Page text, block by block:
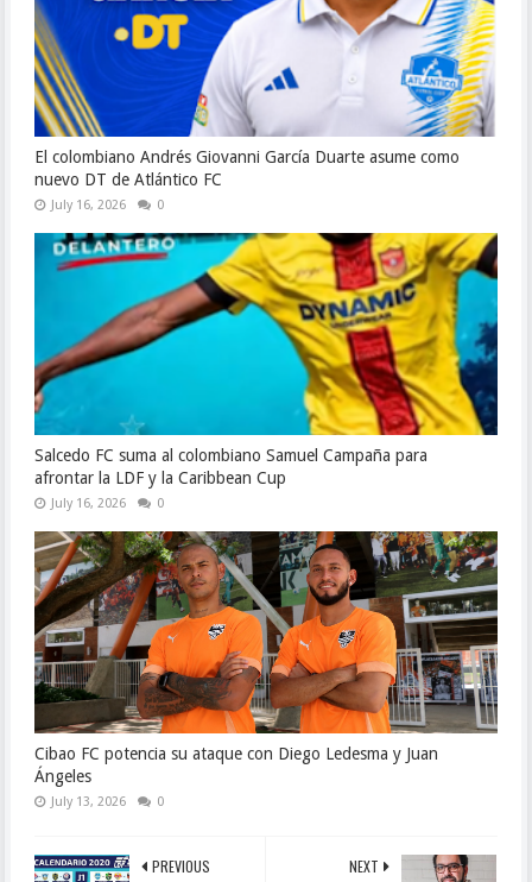
El colombiano Andrés Giovanni García Duarte asume como
nuevo DT de Atlántico FC
July 16, 2026 0
Salcedo FC suma al colombiano Samuel Campaña para
afrontar la LDF y la Caribbean Cup
July 16, 2026 0
Cibao FC potencia su ataque con Diego Ledesma y Juan
Ángeles
July 13, 2026 0
NEXT
PREVIOUS